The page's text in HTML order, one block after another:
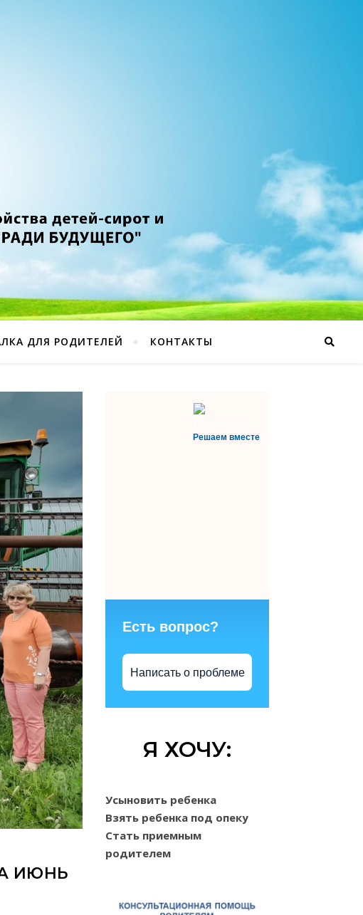
ДЛЯ РОДИТЕЛЕЙ КОНТАКТЫ
ИЮНЬ
Решаем вместе
Есть вопрос?
Написать о проблеме
Я ХОЧУ:
Усыновить ребенка
Взять ребенка под опеку
Стать приемным
родителем